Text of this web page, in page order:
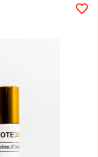
favorite_border